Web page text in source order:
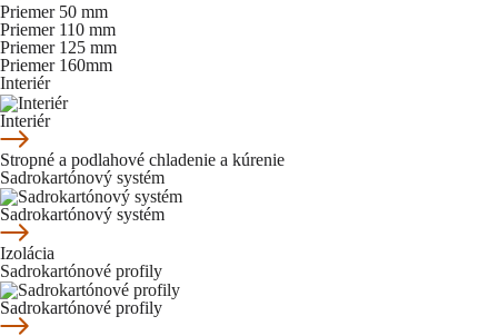
Priemer 50 mm
Priemer 110 mm
Priemer 125 mm
Priemer 160mm
Interiér
Interiér
Stropné a podlahové chladenie a kúrenie
Sadrokartónový systém
Sadrokartónový systém
Izolácia
Sadrokartónové profily
Sadrokartónové profily